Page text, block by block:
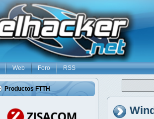
Web Foro RSS
Productos FTTH